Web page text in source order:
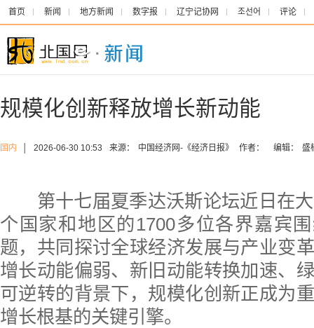
首页 新闻 地方新闻 数字报 辽宁记协网 조선어 评论
规模化创新释放增长新动能
国内 2026-06-30 10:53 来源： 中国经济网-《经济日报》 作者： 编辑： 盛
第十七届夏季达沃斯论坛近日在大
个国家和地区的1700多位各界嘉宾
题，共同探讨全球经济发展与产业变
增长动能偏弱、新旧动能转换加速、
可逆转的背景下，规模化创新正成为
增长根基的关键引擎。